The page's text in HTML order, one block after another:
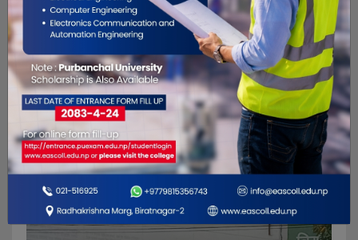
Hardware Store
Saha Hardware
Main road Biratnagar F7FG+VRF, Biratnagar